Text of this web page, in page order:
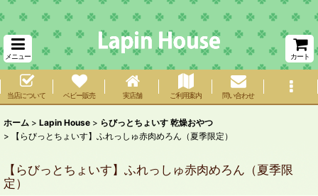
メニュー カート
当店について ベビー販売 実店舗 ご利用案内 問い合わせ
ホーム > Lapin House > らびっとちょいす 乾燥おやつ
>
【らびっとちょいす】ふれっしゅ赤肉めろん（夏季限定）
【らびっとちょいす】ふれっしゅ赤肉めろん（夏季限
定）